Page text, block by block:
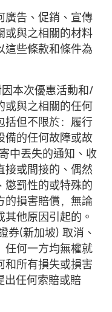
廣告、促銷、宣傳
或與之相關的材料
這些條款和條件為
本次優惠活動和/
或與之相關的任何
括但不限於：履行
備的任何故障或故
中丟失的通知、收
接或間接的、偶然
懲罰性的或特殊的
的損害賠償，無論
他原因引起的。
券(新加坡) 取消、
任何一方均無權就
和所有損失或損害
出任何索賠或賠